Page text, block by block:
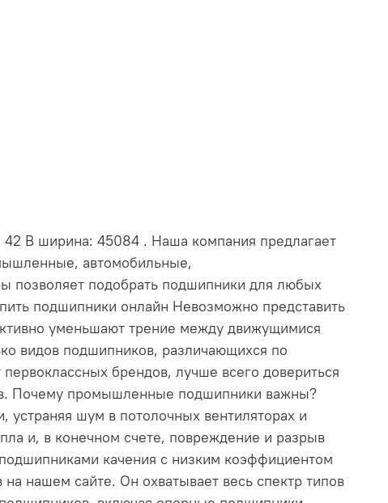
В ширина: 45084 . Наша компания предлагает
автомобильные,
позволяет подобрать подшипники для любых
подшипники онлайн Невозможно представить
уменьшают трение между движущимися
видов подшипников, различающихся по
брендов, лучше всего довериться
Почему промышленные подшипники важны?
шум в потолочных вентиляторах и
и, в конечном счете, повреждение и разрыв
качения с низким коэффициентом
нашем сайте. Он охватывает весь спектр типов